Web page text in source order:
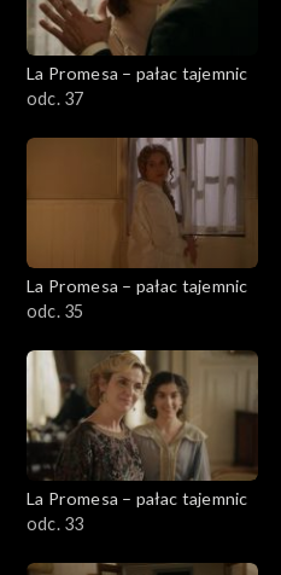
La Promesa – pałac tajemnic
odc. 37
La Promesa – pałac tajemnic
odc. 35
La Promesa – pałac tajemnic
odc. 33